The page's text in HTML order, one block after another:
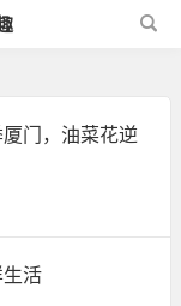
门，油菜花逆
活